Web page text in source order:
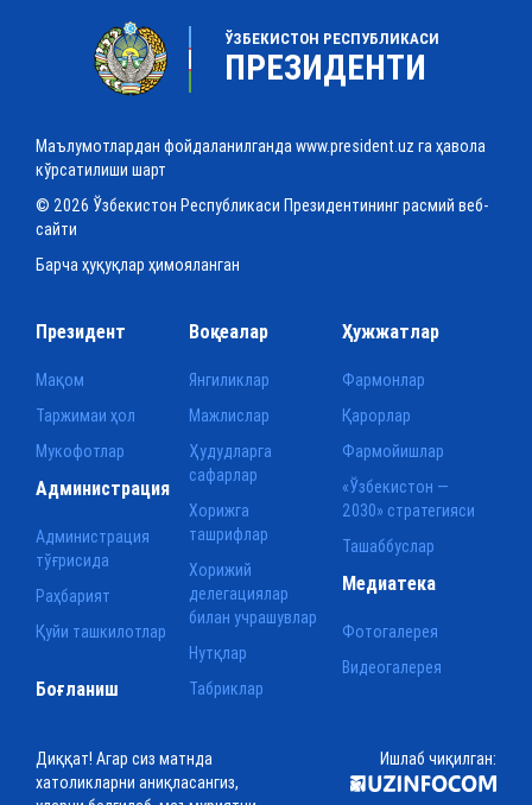
ЎЗБЕКИСТОН РЕСПУБЛИКАСИ
ПРЕЗИДЕНТИ
Маълумотлардан фойдаланилганда www.president.uz га ҳавола
кўрсатилиши шарт
© 2026 Ўзбекистон Республикаси Президентининг расмий веб-
сайти
Барча ҳуқуқлар ҳимояланган
Президент
Мақом
Таржимаи ҳол
Мукофотлар
Воқеалар
Янгиликлар
Мажлислар
Ҳудудларга
сафарлар
Хорижга
ташрифлар
Хорижий
делегациялар
билан учрашувлар
Нутқлар
Табриклар
Ҳужжатлар
Фармонлар
Қарорлар
Фармойишлар
«Ўзбекистон —
2030» стратегияси
Ташаббуслар
Администрация
Администрация
тўғрисида
Раҳбарият
Қуйи ташкилотлар
Медиатека
Фотогалерея
Видеогалерея
Боғланиш
Диққат! Агар сиз матнда
хатоликларни аниқласангиз,
Ишлаб чиқилган: